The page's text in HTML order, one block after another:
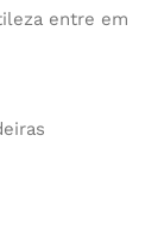
entre em